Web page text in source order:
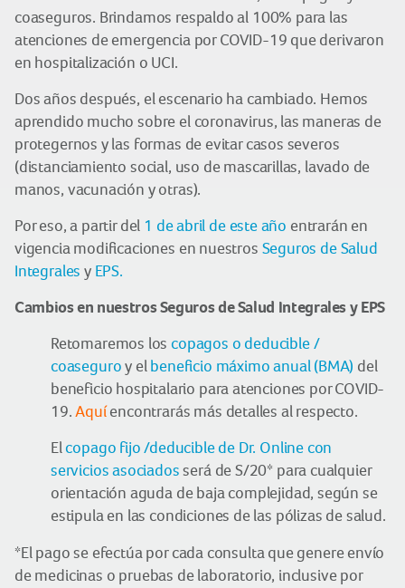
coaseguros. Brindamos respaldo al 100% para las
atenciones de emergencia por COVID-19 que derivaron
en hospitalización o UCI.
Dos años después, el escenario ha cambiado. Hemos
aprendido mucho sobre el coronavirus, las maneras de
protegernos y las formas de evitar casos severos
(distanciamiento social, uso de mascarillas, lavado de
manos, vacunación y otras).
Por eso, a partir del 1 de abril de este año entrarán en
vigencia modificaciones en nuestros Seguros de Salud
Integralesy EPS.
Cambios en nuestros Seguros de Salud Integrales y EPS
Retomaremos loscopagos o deducible /
coaseguro y el beneficio máximo anual (BMA) del
beneficio hospitalario para atenciones por COVID-
19.Aquíencontrarás más detalles al respecto.
Elcopago fijo /deducible de Dr. Online con
servicios asociados será de S/20* para cualquier
orientación aguda de baja complejidad, según se
estipula en las condiciones de las pólizas de salud.
*El pago se efectúa por cada consulta que genere envío
de medicinas o pruebas de laboratorio, inclusive por